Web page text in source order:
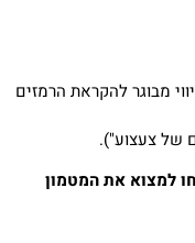
מבוגר להקראת הרמזים
למצוא את המטמון